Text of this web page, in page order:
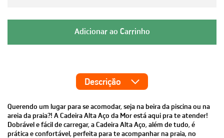
Descrição
Querendo um lugar para se acomodar, seja na beira da piscina ou na
areia da praia?! A Cadeira Alta Aço da Mor está aqui pra te atender!
Dobrável e fácil de carregar, a Cadeira Alta Aço, além de tudo, é
prática e confortável, perfeita para te acompanhar na praia, no